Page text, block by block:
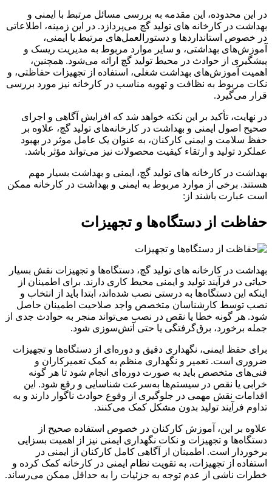
در این محدوده، این مقدمه به بررسی مسائل مرتبط با ایمنی و
بهداشت در کارخانه های تولید گچ می‌پردازد. در این زمینه، اطلاعاتی
در خصوص استانداردها و دستورالعمل‌های مرتبط با ایمنی،
آموزش‌های بهداشتی، و سایر موارد مربوط به مدیریت ریسک و
پیشگیری از حوادث در محیط تولید گچ ارائه می‌شود. همچنین،
اهمیت آموزش‌های بهداشت شغلی، استفاده از تجهیزات حفاظتی، و
نکات مربوط به نظافت و تهویه مناسب در کارخانه نیز مورد بررسی
قرار می‌گیرد.
در نهایت، تأکید بر این نکته خواهد شد که افزایش آگاهی و اجرای
صحیح اصول ایمنی و بهداشت در کارخانه‌های تولید گچ، علاوه بر
حفظ سلامت و ایمنی کارکنان، به عنوان یک عامل موثر در بهبود
عملکرد تولید و ارتقاء کیفیت محصولات نیز می‌تواند مؤثر باشد.
بهداشت در کارخانه های تولید گچ، ایمنی و بهداشت بسیار مهم
هستند. برخی از موارد مربوط به ایمنی و بهداشت در کارخانه ممکن
است عبارت باشند از:
حفاظت از دستگاه‌ها و تجهیزات
بهداشت در کارخانه های تولید گچ، دستگاه‌ها و تجهیزات نقش بسیار
حیاتی در فرآیند تولید و ایمنی محیط کاری دارند. برای اطمینان از
اینکه این دستگاه‌ها به درستی نصب شده‌اند، ابتدا باید از انتخاب و
نصب توسط کارشناسان متخصص واجد صلاحیت اطمینان حاصل
شود. هر گونه خطا یا نقص در نصب می‌تواند منجر به حوادث جدی از
جمله برخورد، برق‌گرفتگی یا حتی آتش‌سوزی شود.
برای حفظ ایمنی، نگهداری دقیق و دوره‌ای از دستگاه‌ها و تجهیزات
ضروری است. تعمیر و نگهداری منظم به کمک تعمیرکاران و
فنی‌های متخصص باید به صورت دوره‌ای انجام شود تا هر گونه
خرابی یا نقص در سیستم‌ها به‌سرعت شناسایی و رفع شود. این
اقدامات نقش مهمی در جلوگیری از وقوع حوادث ناگوار دارند و به
تداوم فرآیند تولید بدون مشکل کمک می‌کنند.
علاوه بر این، آموزش کارکنان در خصوص استفاده صحیح از
دستگاه‌ها و تجهیزات و نکات نگهداری ایمنی نیز از اهمیت بسزایی
برخوردار است. اطمینان از آگاهی کامل کارکنان از ایمنی در
استفاده از تجهیزات، به تقویت نظام ایمنی در کارخانه کمک کرده و
خطرات ناشی از عدم توجه به جزئیات را به حداقل ممکن می‌رساند.